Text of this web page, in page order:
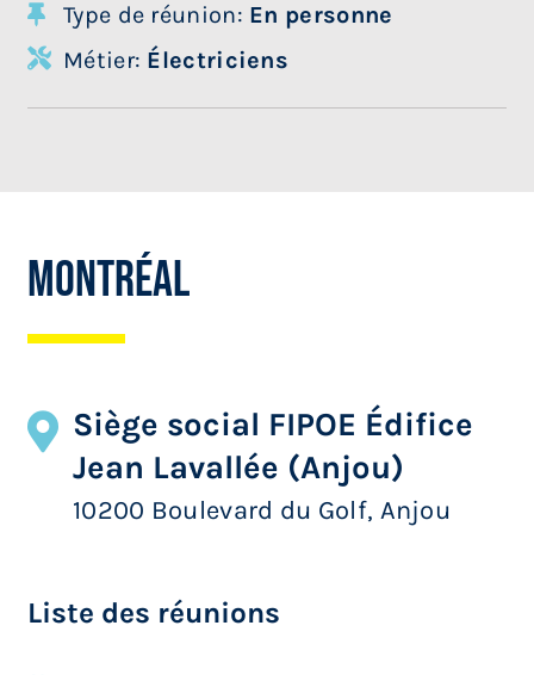
Type de réunion: En personne
Métier: Électriciens
Montréal
Siège social FIPOE Édifice
Jean Lavallée (Anjou)
10200 Boulevard du Golf, Anjou
Liste des réunions